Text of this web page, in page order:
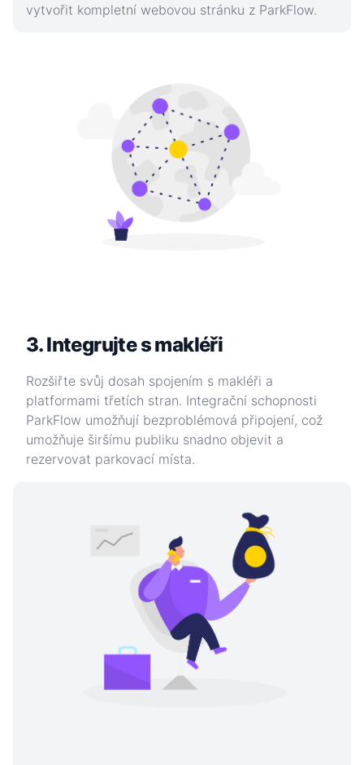
vytvořit kompletní webovou stránku z ParkFlow.
3. Integrujte s makléři
Rozšiřte svůj dosah spojením s makléři a
platformami třetích stran. Integrační schopnosti
ParkFlow umožňují bezproblémová připojení, což
umožňuje širšímu publiku snadno objevit a
rezervovat parkovací místa.